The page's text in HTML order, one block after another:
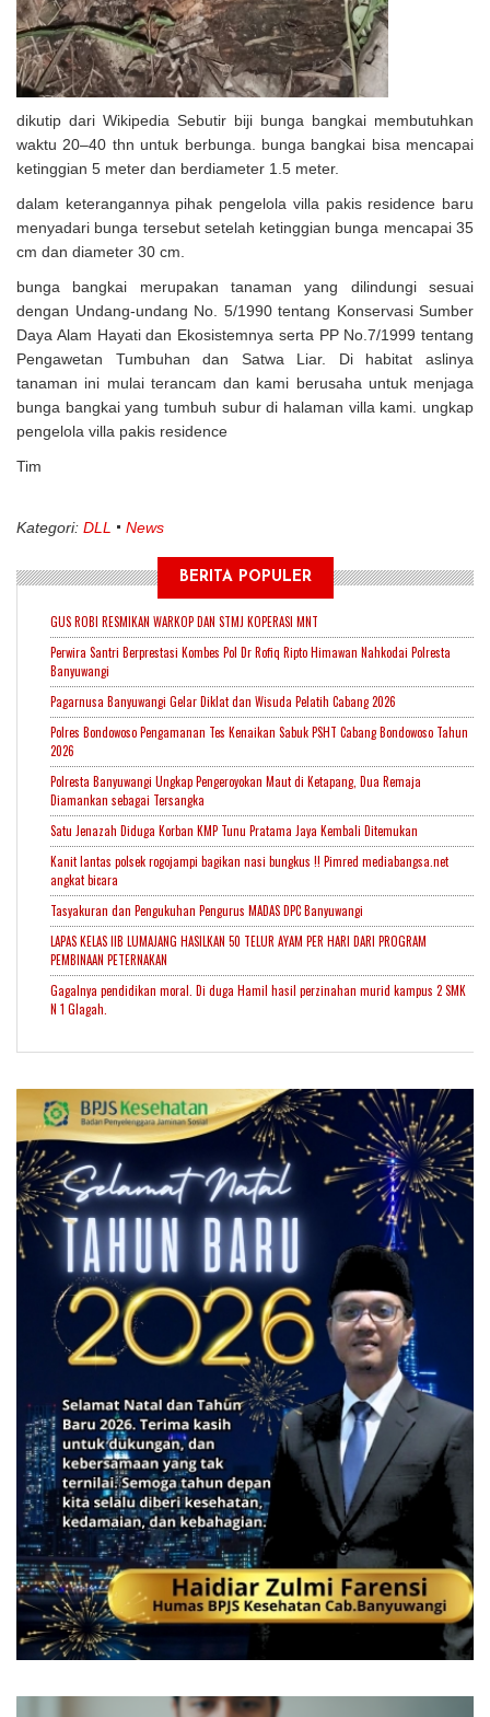
dikutip dari Wikipedia Sebutir biji bunga bangkai membutuhkan
waktu 20–40 thn untuk berbunga. bunga bangkai bisa mencapai
ketinggian 5 meter dan berdiameter 1.5 meter.
dalam keterangannya pihak pengelola villa pakis residence baru
menyadari bunga tersebut setelah ketinggian bunga mencapai 35
cm dan diameter 30 cm.
bunga bangkai merupakan tanaman yang dilindungi sesuai
dengan Undang-undang No. 5/1990 tentang Konservasi Sumber
Daya Alam Hayati dan Ekosistemnya serta PP No.7/1999 tentang
Pengawetan Tumbuhan dan Satwa Liar. Di habitat aslinya
tanaman ini mulai terancam dan kami berusaha untuk menjaga
bunga bangkai yang tumbuh subur di halaman villa kami. ungkap
pengelola villa pakis residence
Tim
Kategori: DLL News
BERITA POPULER
GUS ROBI RESMIKAN WARKOP DAN STMJ KOPERASI MNT
Perwira Santri Berprestasi Kombes Pol Dr Rofiq Ripto Himawan Nahkodai Polresta
Banyuwangi
Pagarnusa Banyuwangi Gelar Diklat dan Wisuda Pelatih Cabang 2026
Polres Bondowoso Pengamanan Tes Kenaikan Sabuk PSHT Cabang Bondowoso Tahun
2026
Polresta Banyuwangi Ungkap Pengeroyokan Maut di Ketapang, Dua Remaja
Diamankan sebagai Tersangka
Satu Jenazah Diduga Korban KMP Tunu Pratama Jaya Kembali Ditemukan
Kanit lantas polsek rogojampi bagikan nasi bungkus !! Pimred mediabangsa.net
angkat bicara
Tasyakuran dan Pengukuhan Pengurus MADAS DPC Banyuwangi
LAPAS KELAS IIB LUMAJANG HASILKAN 50 TELUR AYAM PER HARI DARI PROGRAM
PEMBINAAN PETERNAKAN
Gagalnya pendidikan moral. Di duga Hamil hasil perzinahan murid kampus 2 SMK
N 1 Glagah.